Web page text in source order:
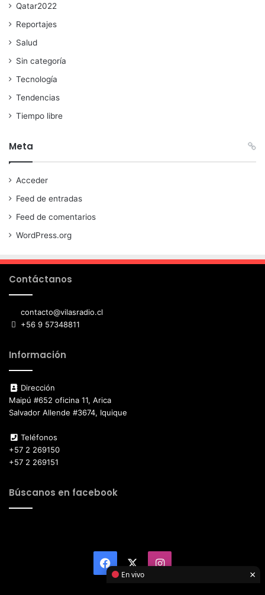
Qatar2022
Reportajes
Salud
Sin categoría
Tecnología
Tendencias
Tiempo libre
Meta
Acceder
Feed de entradas
Feed de comentarios
WordPress.org
Contáctanos
contacto@vilasradio.cl
+56 9 57348811
Información
Dirección
Maipú #652 oficina 11, Arica
Salvador Allende #3674, Iquique
Teléfonos
+57 2 269150
+57 2 269151
Búscanos en facebook
Facebook Instagram
En vivo ×